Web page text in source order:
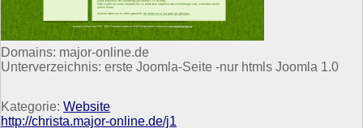
Domains: major-online.de
Unterverzeichnis: erste Joomla-Seite -nur htmls Joomla 1.0
Kategorie: Website
http://christa.major-online.de/j1